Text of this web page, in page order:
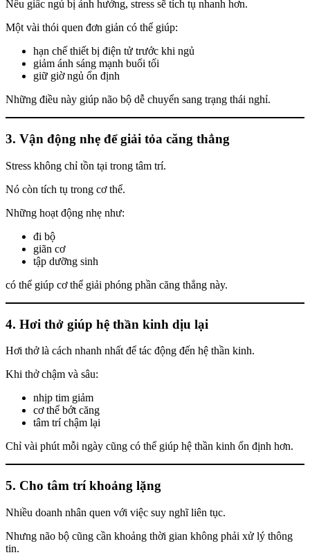
Nếu giấc ngủ bị ảnh hưởng, stress sẽ tích tụ nhanh hơn.
Một vài thói quen đơn giản có thể giúp:
hạn chế thiết bị điện tử trước khi ngủ
giảm ánh sáng mạnh buổi tối
giữ giờ ngủ ổn định
Những điều này giúp não bộ dễ chuyển sang trạng thái nghỉ.
3. Vận động nhẹ để giải tỏa căng thẳng
Stress không chỉ tồn tại trong tâm trí.
Nó còn tích tụ trong cơ thể.
Những hoạt động nhẹ như:
đi bộ
giãn cơ
tập dưỡng sinh
có thể giúp cơ thể giải phóng phần căng thẳng này.
4. Hơi thở giúp hệ thần kinh dịu lại
Hơi thở là cách nhanh nhất để tác động đến hệ thần kinh.
Khi thở chậm và sâu:
nhịp tim giảm
cơ thể bớt căng
tâm trí chậm lại
Chỉ vài phút mỗi ngày cũng có thể giúp hệ thần kinh ổn định hơn.
5. Cho tâm trí khoảng lặng
Nhiều doanh nhân quen với việc suy nghĩ liên tục.
Nhưng não bộ cũng cần khoảng thời gian không phải xử lý thông
tin.